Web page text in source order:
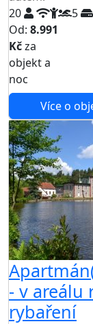
20
5
Od: 8.991
Kčza
objekt a
noc
Více o
- v areálu
rybaření